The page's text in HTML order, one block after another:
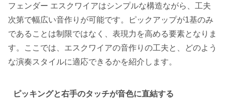
フェンダー エスクワイアはシンプルな構造ながら、工夫
次第で幅広い音作りが可能です。ピックアップが1基のみ
であることは制限ではなく、表現力を高める要素となりま
す。ここでは、エスクワイアの音作りの工夫と、どのよう
な演奏スタイルに適応できるかを紹介します。
ピッキングと右手のタッチが音色に直結する